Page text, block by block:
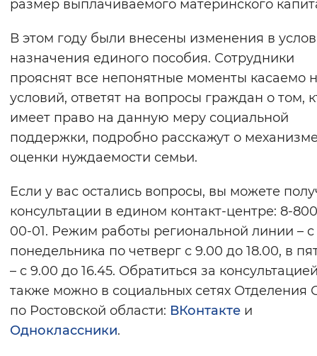
размер выплачиваемого материнского
В этом году были внесены изменения в
назначения единого пособия. Сотрудники
прояснят все непонятные моменты касаемо
условий, ответят на вопросы граждан о том,
имеет право на данную меру социальной
поддержки, подробно расскажут о
оценки нуждаемости семьи.
Если у вас остались вопросы, вы можете
консультации в едином контакт-центре: 8-
00-01. Режим работы региональной линии – с
понедельника по четверг с 9.00 до 18.00, в
– с 9.00 до 16.45. Обратиться за
также можно в социальных сетях Отделения
по Ростовской области: ВКонтакте и
Одноклассники.